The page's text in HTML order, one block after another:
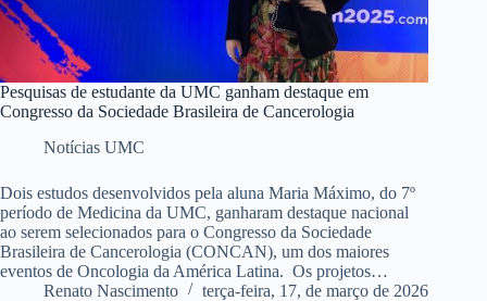
Pesquisas de estudante da UMC ganham destaque em
Congresso da Sociedade Brasileira de Cancerologia
Notícias UMC
Dois estudos desenvolvidos pela aluna Maria Máximo, do 7º
período de Medicina da UMC, ganharam destaque nacional
ao serem selecionados para o Congresso da Sociedade
Brasileira de Cancerologia (CONCAN), um dos maiores
eventos de Oncologia da América Latina. Os projetos…
Renato Nascimento
terça-feira, 17, de março de 2026